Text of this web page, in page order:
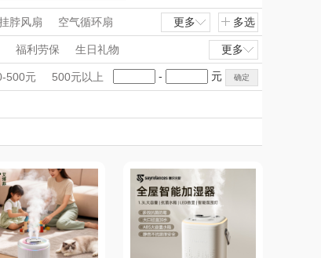
途柏丽TOBERLIR
YOTTOY
品 三只松鼠（代理
商）
商） LUING BOX
京意之选
脖风扇 空气循环扇 更多 多选
福利劳保
生日礼物
会议礼品
国潮文创
奶企礼品
银行礼品
建党节 圣诞节
教师节
更多
500元 500元以上 - 元